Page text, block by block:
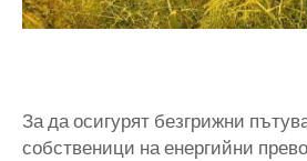
За да осигурят безгрижни
собственици на енергийни